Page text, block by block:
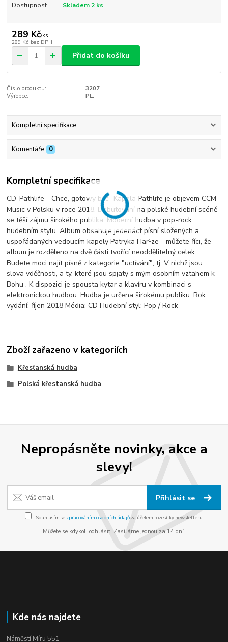
Dostupnost Skladem 2 ks
289 Kč/ks
289 Kč bez DPH
Přidat do košíku
Číslo produktu:
3207
Výrobce:
PL.
Kompletní specifikace
Komentáře 0
Kompletní specifikace
CD-Pathlife - Chce, gotowy być- Kapela Pathlife je objevem CCM
Music v Polsku v roce 2018. Debutování na polské hudební scéně
se těší zájmu širokého publika. Moderní hudba v pop-rock
hudebním stylu. Album obsahuje jedenáct písní složených a
uspořádaných vedoucím kapely Patryka Har¹ze - můžete říci, že
album je rozděleno na dvě části tvořící neoddělitelný celek.
Budete moci najít písně z kategorie "uctívání", tj. V nichž jsou
slova vděčnosti, a ty, které jsou spjaty s mým osobním vztahem k
Bohu . K dispozici je spousta kytar a klavíru v kombinaci s
elektronickou hudbou. Hudba je určena širokému publiku. Rok
vydání: říjen 2018 Média: CD Hudební styl: Pop / Rock
Zboží zařazeno v kategoriích
Křesťanská hudba
Polská křestanská hudba
Nepropásněte novinky, akce a
slevy!
Přihlásit se
Souhlasím se zpracováním osobních údajůza účelem rozesílky newsletteru.
Můžete se kdykoli odhlásit. Zasíláme jednou za 14 dní.
Kde nás najdete
Náměstí Míru 551